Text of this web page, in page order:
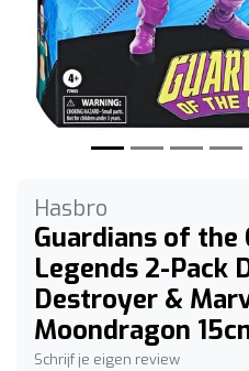
Hasbro
Guardians of the
Legends 2-Pack
Destroyer &
Moondragon
Schrijf je eigen review